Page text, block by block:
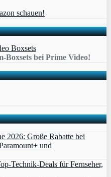
Boxsets bei Prime Video!
2026: Große Rabatte bei
und
Technik-Deals für Fernseher,